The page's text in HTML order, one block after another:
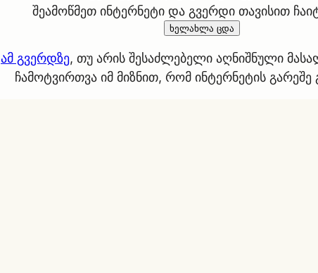
შეამოწმეთ ინტერნეტი და გვერდი თავისით
ხელახლა ცდა
ამ გვერდზე, თუ არის შესაძლებელი აღნიშნული
ჩამოტვირთვა იმ მიზნით, რომ ინტერნეტის გარეშე